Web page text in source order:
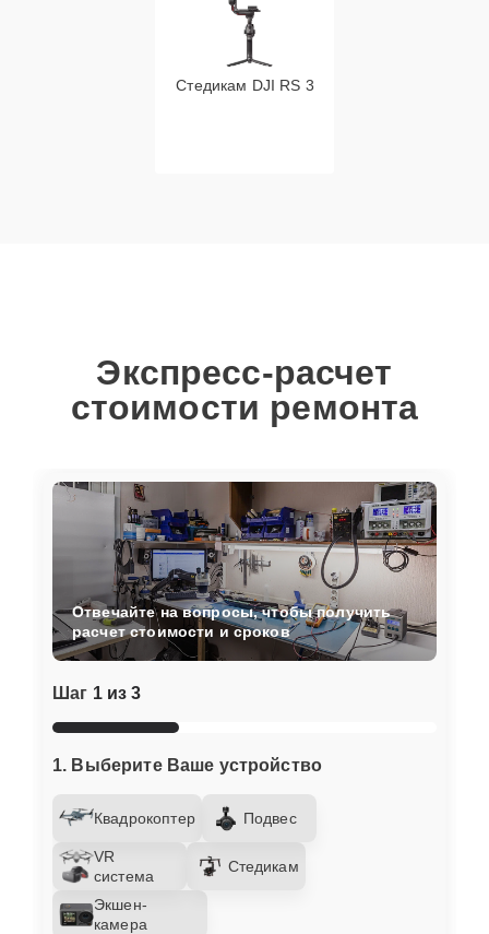
Стедикам DJI RS 3
Экспресс-расчет
стоимости ремонта
Шаг 1 из 3
1. Выберите Ваше устройство
Квадрокоптер Подвес
VR
система
Стедикам
Экшен-
камера
Отвечайте на вопросы, чтобы получить
расчет стоимости и сроков